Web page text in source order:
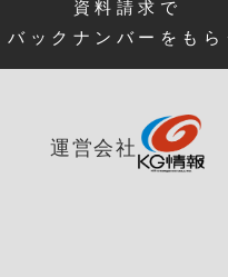
資料請求で
バックナンバーをもら
運営会社